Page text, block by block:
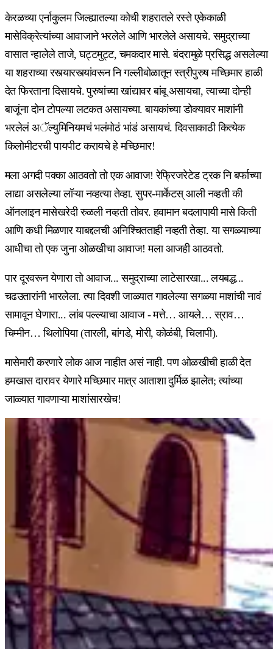
केरळच्या एर्नाकुलम जिल्ह्यातल्या कोची शहरातले रस्ते एकेकाळी
मासेविक्रेत्यांच्या आवाजाने भरलेले आणि भारलेले असायचे. समुद्राच्या
वासात न्हालेले ताजे, घट्टमुट्ट, चमकदार मासे. बंदरामुळे प्रसिद्ध असलेल्या
या शहराच्या रस्त्यारस्त्यांवरून नि गल्लीबोळातून स्त्रीपुरुष मच्छिमार हाळी
देत फिरताना दिसायचे. पुरुषांच्या खांद्यावर बांबू असायचा, त्याच्या दोन्ही
बाजूंना दोन टोपल्या लटकत असायच्या. बायकांच्या डोक्यावर माशांनी
भरलेलं अॅल्युमिनियमचं भलंमोठं भांडं असायचं. दिवसाकाठी कित्येक
किलोमीटरची पायपीट करायचे हे मच्छिमार!
मला अगदी पक्का आठवतो तो एक आवाज! रेफ्रिजरेटेड ट्रक नि बर्फाच्या
लाद्या असलेल्या लॉऱ्या नव्हत्या तेव्हा. सुपर-मार्केटस् आली नव्हती की
ऑनलाइन मासेखरेदी रुळली नव्हती तोवर. हवामान बदलापायी मासे किती
आणि कधी मिळणार याबद्दलची अनिश्चितताही नव्हती तेव्हा. या सगळ्याच्या
आधीचा तो एक जुना ओळखीचा आवाज! मला आजही आठवतो.
पार दूरवरून येणारा तो आवाज... समुद्राच्या लाटेसारखा... लयबद्ध...
चढउतारांनी भारलेला. त्या दिवशी जाळ्यात गावलेल्या सगळ्या माशांची नावं
सामावून घेणारा... लांब पल्ल्याचा आवाज - मत्ते… आयले… स्राव…
चिम्मीन… थिलोपिया (तारली, बांगडे, मोरी, कोळंबी, चिलापी).
मासेमारी करणारे लोक आज नाहीत असं नाही. पण ओळखीची हाळी देत
हमखास दारावर येणारे मच्छिमार मात्र आताशा दुर्मिळ झालेत; त्यांच्या
जाळ्यात गावणाऱ्या माशांसारखेच!